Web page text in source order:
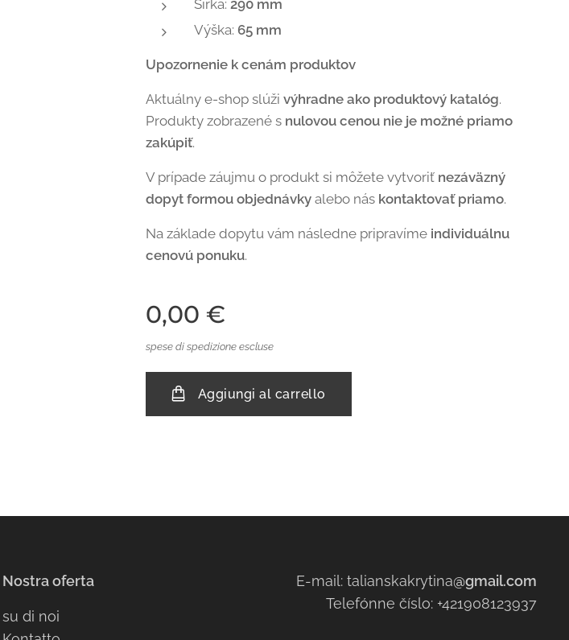
Šírka:290 mm
Výška: 65 mm
Upozornenie k cenám produktov
Aktuálny e-shop slúživýhradne ako produktový katalóg.
Produkty zobrazené s nulovou cenou nie je možné priamo
zakúpiť.
V prípade záujmu o produkt si môžete vytvoriť nezáväzný
dopyt formou objednávky alebo nás kontaktovať priamo.
Na základe dopytu vám následne pripravíme individuálnu
cenovú ponuku.
0,00 €
spese di spedizione escluse
Aggiungi al carrello
Nostra oferta
su di noi
E-mail: talianskakrytina@gmail.com
Telefónne číslo: +421908123937